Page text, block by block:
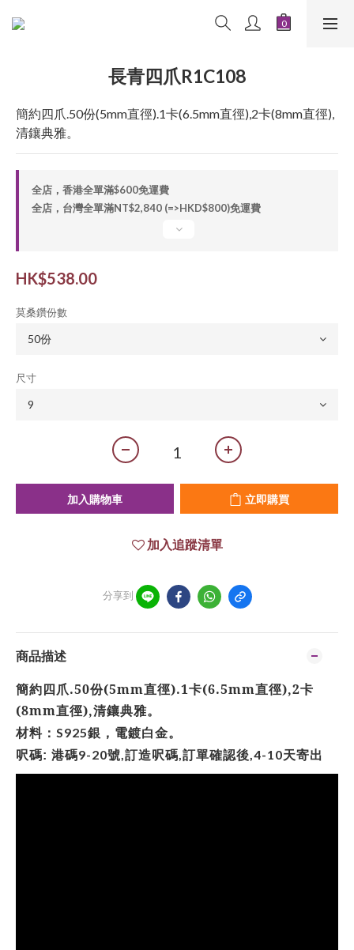
長青四爪R1C108
簡約四爪.50份(5mm直徑).1卡(6.5mm直徑),2卡(8mm直徑),
清鑲典雅。
全店，香港全單滿$600免運費
全店，台灣全單滿NT$2,840 (=>HKD$800)免運費
HK$538.00
莫桑鑽份數
尺寸
加入購物車 立即購買
加入追蹤清單
分享到
商品描述
簡約四爪.50份(5mm直徑).1卡(6.5mm直徑),2卡
(8mm直徑),清鑲典雅。
材料： S925銀，電鍍白金。
呎碼: 港碼9-20號,訂造呎碼,訂單確認後,4-10天寄出